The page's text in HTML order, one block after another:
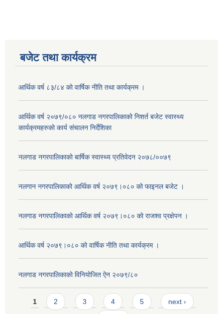
बजेट तथा कार्यक्रम
आर्थिक वर्ष ८३/८४ को वार्षिक नीति तथा कार्यक्रम ।
आर्थिक वर्ष २०७९/०८० नलगाड नगरपालिकाको निशर्त बजेट स्वास्थ्य
कार्यक्रमहरुको कार्य संचालन निर्देशिका
नलगाड नगरपालिकाको बार्षिक स्वास्थ्य प्रतिवेदन २०७८/००७९
नलगान नगरपालिकाको आर्थिक वर्ष २०७९।०८० को फाइनल बजेट ।
नलगाड नगरपालिकाको आर्थिक वर्ष २०७९।०८० को राजश्व प्रक्षेपन ।
आर्थिक वर्ष २०७९।०८० को वार्षिक नीति तथा कार्यक्रम ।
नलगाड नगरपालिकाको विनियोजित ऐन २०७९/८०
Pages
1 2 3 4 5 next ›